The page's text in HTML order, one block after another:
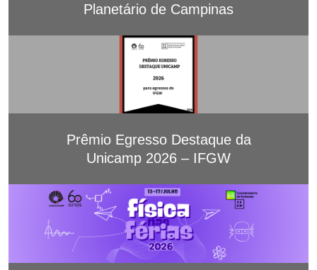
Planetário de Campinas
Prêmio Egresso Destaque da
Unicamp 2026 – IFGW